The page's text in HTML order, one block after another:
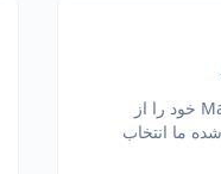
زبان مقصد ترجمه سند Markdown خود را از
ما انتخاب